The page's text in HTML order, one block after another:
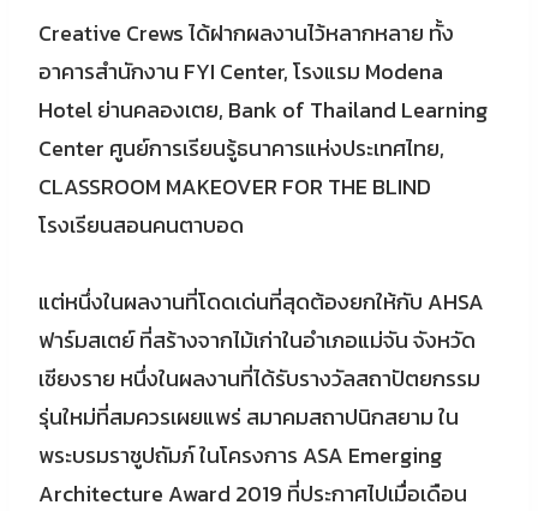
Creative Crews ได้ฝากผลงานไว้หลากหลาย ทั้ง
อาคารสำนักงาน FYI Center, โรงแรม Modena
Hotel ย่านคลองเตย, Bank of Thailand Learning
Center ศูนย์การเรียนรู้ธนาคารแห่งประเทศไทย,
CLASSROOM MAKEOVER FOR THE BLIND
โรงเรียนสอนคนตาบอด
แต่หนึ่งในผลงานที่โดดเด่นที่สุดต้องยกให้กับ AHSA
ฟาร์มสเตย์ ที่สร้างจากไม้เก่าในอำเภอแม่จัน จังหวัด
เชียงราย หนึ่งในผลงานที่ได้รับรางวัลสถาปัตยกรรม
รุ่นใหม่ที่สมควรเผยแพร่ สมาคมสถาปนิกสยาม ใน
พระบรมราชูปถัมภ์ ในโครงการ ASA Emerging
Architecture Award 2019 ที่ประกาศไปเมื่อเดือน